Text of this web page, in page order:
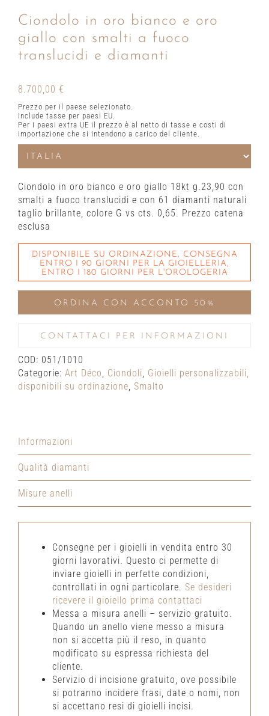
Ciondolo in oro bianco e oro
giallo con smalti a fuoco
translucidi e diamanti
8.700,00 €
Prezzo per il paese selezionato.
Include tasse per paesi EU.
Per i paesi extra UE il prezzo è al netto di tasse e costi di
importazione che si intendono a carico del cliente.
Ciondolo in oro bianco e oro giallo 18kt g.23,90 con
smalti a fuoco translucidi e con 61 diamanti naturali
taglio brillante, colore G vs cts. 0,65. Prezzo catena
esclusa
DISPONIBILE SU ORDINAZIONE, CONSEGNA
ENTRO I 90 GIORNI PER LA GIOIELLERIA,
ENTRO I 180 GIORNI PER L'OROLOGERIA
ORDINA CON ACCONTO 50%
CONTATTACI PER INFORMAZIONI
COD: 051/1010
Categorie: Art Déco Ciondoli Gioielli personalizzabili,
disponibili su ordinazione Smalto
Informazioni
Qualità diamanti
Misure anelli
Consegne per i gioielli in vendita entro 30
giorni lavorativi. Questo ci permette di
inviare gioielli in perfette condizioni,
controllati in ogni particolare. Se desideri
ricevere il gioiello prima contattaci
Messa a misura anelli – servizio gratuito.
Quando un anello viene messo a misura
non si accetta più il reso, in quanto
modificato su espressa richiesta del
cliente.
Servizio di incisione gratuito, ove possibile
si potranno incidere frasi, date o nomi, non
si accettano resi di gioielli incisi.